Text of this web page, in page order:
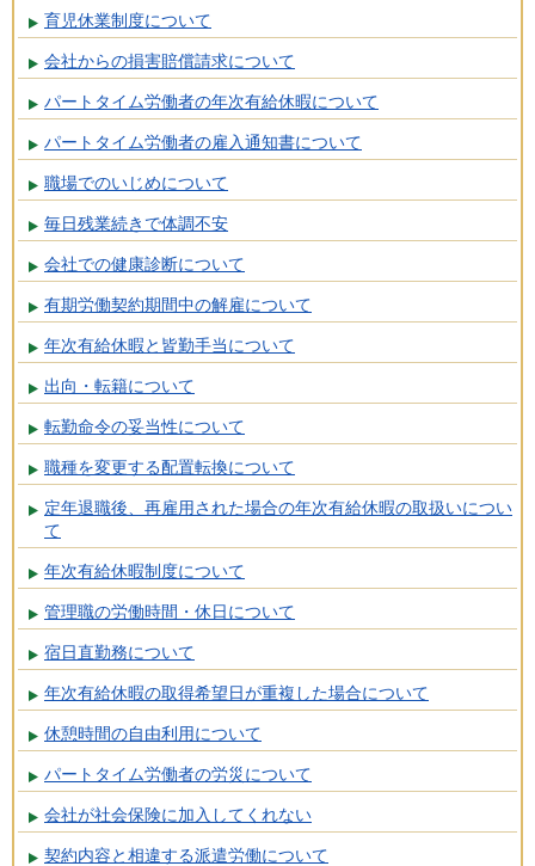
育児休業制度について
会社からの損害賠償請求について
パートタイム労働者の年次有給休暇について
パートタイム労働者の雇入通知書について
職場でのいじめについて
毎日残業続きで体調不安
会社での健康診断について
有期労働契約期間中の解雇について
年次有給休暇と皆勤手当について
出向・転籍について
転勤命令の妥当性について
職種を変更する配置転換について
定年退職後、再雇用された場合の年次有給休暇の取扱いについ
て
年次有給休暇制度について
管理職の労働時間・休日について
宿日直勤務について
年次有給休暇の取得希望日が重複した場合について
休憩時間の自由利用について
パートタイム労働者の労災について
会社が社会保険に加入してくれない
契約内容と相違する派遣労働について